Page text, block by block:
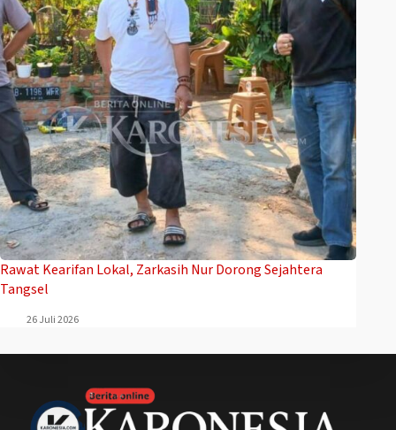
Rawat Kearifan Lokal, Zarkasih Nur Dorong Sejahtera
Tangsel
26 Juli 2026